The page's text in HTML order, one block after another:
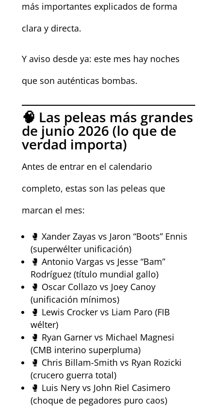
más importantes explicados de forma
clara y directa.
Y aviso desde ya: este mes hay noches
que son auténticas bombas.
🧠 Las peleas más grandes
de junio 2026 (lo que de
verdad importa)
Antes de entrar en el calendario
completo, estas son las peleas que
marcan el mes:
🥊 Xander Zayas vs Jaron “Boots” Ennis
(superwélter unificación)
🥊 Antonio Vargas vs Jesse “Bam”
Rodríguez (título mundial gallo)
🥊 Oscar Collazo vs Joey Canoy
(unificación mínimos)
🥊 Lewis Crocker vs Liam Paro (FIB
wélter)
🥊 Ryan Garner vs Michael Magnesi
(CMB interino superpluma)
🥊 Chris Billam-Smith vs Ryan Rozicki
(crucero guerra total)
🥊 Luis Nery vs John Riel Casimero
(choque de pegadores puro caos)